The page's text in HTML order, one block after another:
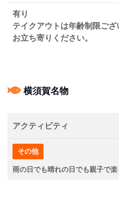
有り
テイクアウトは年齢制限ご
お立ち寄りください。
横須賀名物
アクティビティ
その他
雨の日でも晴れの日でも親子で